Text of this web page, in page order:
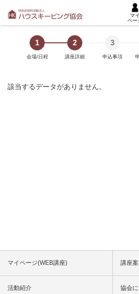
マイ
ペー
1
会場/日程
2
講座詳細
3
申込事項
該当するデータがありません。
マイページ(WEB講座) 講座
活動紹介 協会